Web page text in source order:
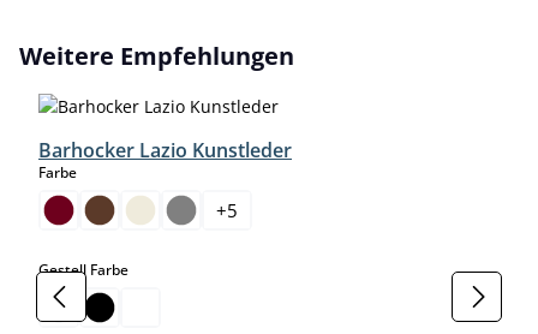
Produktgalerie überspringen
Weitere Empfehlungen
Barhocker Lazio Kunstleder
Farbeauswählen
+5
Gestell Farbeauswählen